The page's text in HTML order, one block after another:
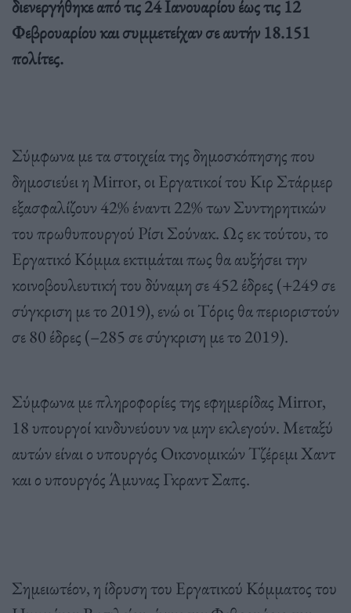
διενεργήθηκε από τις 24 Ιανουαρίου έως τις 12
Φεβρουαρίου και συμμετείχαν σε αυτήν 18.151
πολίτες.
Σύμφωνα με τα στοιχεία της δημοσκόπησης που
δημοσιεύει η Mirror, οι Εργατικοί του Κιρ Στάρμερ
εξασφαλίζουν 42% έναντι 22% των Συντηρητικών
του πρωθυπουργού Ρίσι Σούνακ. Ως εκ τούτου, το
Εργατικό Κόμμα εκτιμάται πως θα αυξήσει την
κοινοβουλευτική του δύναμη σε 452 έδρες (+249 σε
σύγκριση με το 2019), ενώ οι Τόρις θα περιοριστούν
σε 80 έδρες (–285 σε σύγκριση με το 2019).
Σύμφωνα με πληροφορίες της εφημερίδας Mirror,
18 υπουργοί κινδυνεύουν να μην εκλεγούν. Μεταξύ
αυτών είναι ο υπουργός Οικονομικών Τζέρεμι Χαντ
και ο υπουργός Άμυνας Γκραντ Σαπς.
Σημειωτέον, η ίδρυση του Εργατικού Κόμματος του